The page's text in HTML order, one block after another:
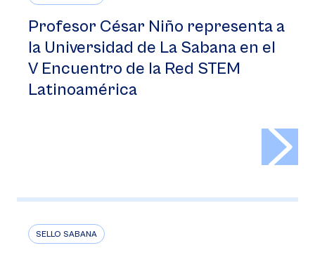
Profesor César Niño representa a
la Universidad de La Sabana en el
V Encuentro de la Red STEM
Latinoamérica
SELLO SABANA